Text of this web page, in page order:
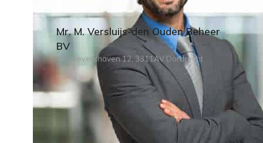
Mr. M. Versluijs-den Ouden Beheer
BV
Wolwevershaven 12, 3311AV Dordrecht